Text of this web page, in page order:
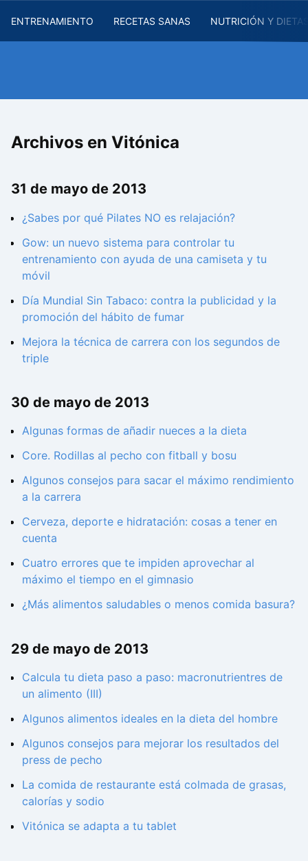
ENTRENAMIENTO RECETAS SANAS NUTRICIÓN Y
Archivos en Vitónica
31 de mayo de 2013
¿Sabes por qué Pilates NO es relajación?
Gow: un nuevo sistema para controlar tu
entrenamiento con ayuda de una camiseta y tu
móvil
Día Mundial Sin Tabaco: contra la publicidad y la
promoción del hábito de fumar
Mejora la técnica de carrera con los segundos de
triple
30 de mayo de 2013
Algunas formas de añadir nueces a la dieta
Core. Rodillas al pecho con fitball y bosu
Algunos consejos para sacar el máximo rendimiento
a la carrera
Cerveza, deporte e hidratación: cosas a tener en
cuenta
Cuatro errores que te impiden aprovechar al
máximo el tiempo en el gimnasio
¿Más alimentos saludables o menos comida basura?
29 de mayo de 2013
Calcula tu dieta paso a paso: macronutrientres de
un alimento (III)
Algunos alimentos ideales en la dieta del hombre
Algunos consejos para mejorar los resultados del
press de pecho
La comida de restaurante está colmada de grasas,
calorías y sodio
Vitónica se adapta a tu tablet